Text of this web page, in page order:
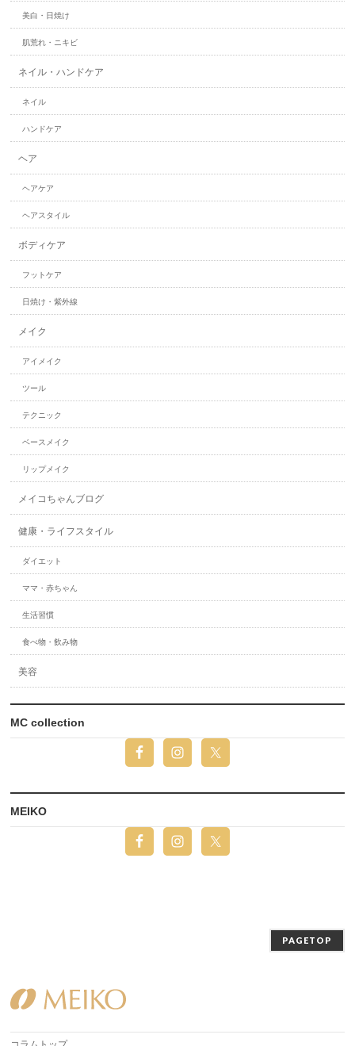
美白・日焼け
肌荒れ・ニキビ
ネイル・ハンドケア
ネイル
ハンドケア
ヘア
ヘアケア
ヘアスタイル
ボディケア
フットケア
日焼け・紫外線
メイク
アイメイク
ツール
テクニック
ベースメイク
リップメイク
メイコちゃんブログ
健康・ライフスタイル
ダイエット
ママ・赤ちゃん
生活習慣
食べ物・飲み物
美容
MC collection
MEIKO
PAGETOP